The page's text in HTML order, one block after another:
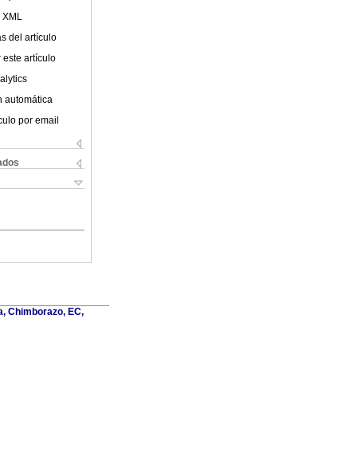
del artículo
este artículo
automática
por email
Chimborazo, EC,